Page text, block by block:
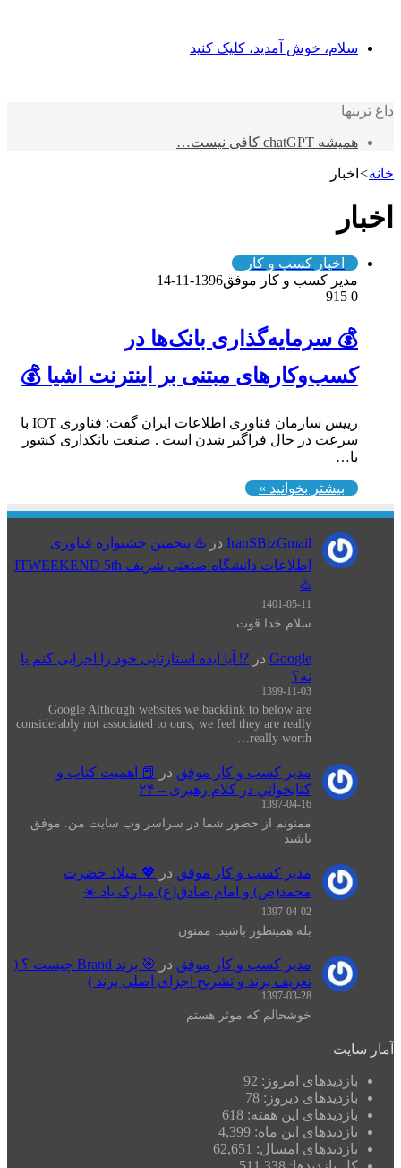
سلام، خوش آمدید، کلیک کنید
داغ ترینها
همیشه chatGPT کافی نیست…
خانه> اخبار
اخبار
اخبار کسب و کار
مدیر کسب و کار موفق1396-11-14
0
💰 سرمایه‌گذاری بانک‌ها در
کسب‌وکارهای مبتنی بر اینترنت اشیا 💰
رییس سازمان فناوری اطلاعات ایران گفت: فناوری IOT با
سرعت در حال فراگیر شدن است . صنعت بانکداری کشور
با…
بیشتر بخوانید »
IranSBizGmail در ♨️ پنجمین جشنواره فناوری
اطلاعات دانشگاه صنعتی شریف ITWEEKEND 5th
♨️
1401-05-11
سلام خدا قوت
Google در ⁉️ آیا ایده استارتاپی خود را اجرایی کنم یا
نه؟
1399-11-03
Google Although websites we backlink to below are
considerably not associated to ours, we feel they are really
really worth…
مدیر کسب و کار موفق در
📕 اهميت كتاب و
كتابخواني در كلام رهبری – ۲۴
1397-04-16
ممنونم از حضور شما در سراسر وب سایت من. موفق
باشید
مدیر کسب و کار موفق در
💖 میلاد حضرت
محمد(ص) و امام صادق(ع) مبارک باد ☀️
1397-04-02
بله همینطور باشید. ممنون
مدیر کسب و کار موفق در
🎯 برند Brand چیست ؟ (
تعریف برند و تشریح اجزای اصلی برند )
1397-03-28
خوشحالم که موثر هستم
آمار سایت
بازدیدهای امروز: 92
بازدیدهای دیروز: 78
بازدیدهای این هفته: 618
بازدیدهای این ماه: 4,399
بازدیدهای امسال: 62,651